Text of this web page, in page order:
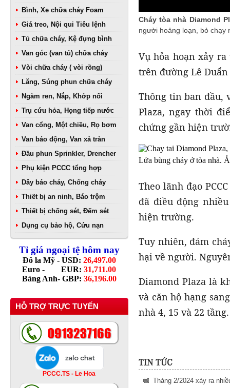
Bình, Xe chữa cháy Foam
Giá treo, Nội qui Tiêu lệnh
Tủ chữa cháy, Kệ đựng bình
Van góc (van tủ) chữa cháy
Vòi chữa cháy ( vòi rồng)
Lăng, Súng phun chữa cháy
Ngàm ren, Nắp, Khớp nối
Trụ cứu hỏa, Họng tiếp nước
Van cổng, Một chiều, Rọ bơm
Van báo động, Van xả tràn
Đầu phun Sprinkler, Drencher
Phụ kiện PCCC tổng hợp
Dây báo cháy, Chống cháy
Thiết bị an ninh, Báo trộm
Thiết bị chống sét, Đếm sét
Dụng cụ bảo hộ, Cứu nạn
Tỉ giá ngoại tệ hôm nay
Đô la Mỹ - USD: 26,497.00
Euro - EUR: 31,711.00
Bảng Anh- GBP: 36,196.00
HỖ TRỢ TRỰC TUYẾN
PCCC.TS - Le Hoa
Cháy tòa nhà Diamond
người hoảng loạn, bỏ chạy
Vụ hỏa hoạn xảy ra
trên đường Lê
Thông tin ban đầu,
Plaza, ngay thời
chứng gần hiện
Lửa bùng cháy ở tòa nhà.
Theo lãnh đạo
đã điều động
hiện trường.
Tuy nhiên, đám
hại về người.
Diamond Plaza là
và căn hộ hạng
nhà 4, 15 và 22 tầng.
TIN TỨC
Tháng 2/2024 xảy ra